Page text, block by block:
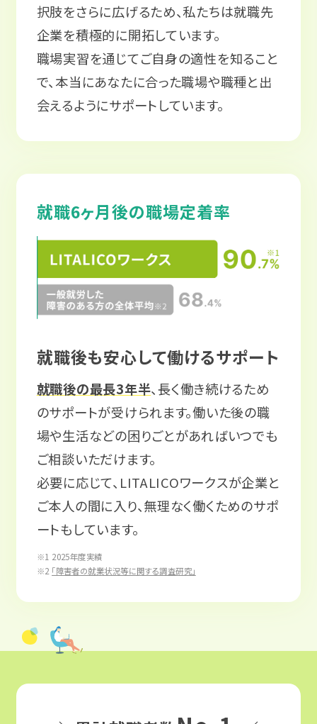
択肢をさらに広げるため、私たちは就職先
企業を積極的に開拓しています。
職場実習を通じてご自身の適性を知ること
で、本当にあなたに合った職場や職種と出
会えるようにサポートしています。
就職6ヶ月後の職場定着率
就職後も安心して働けるサポート
就職後の最長3年半、長く働き続けるため
のサポートが受けられます。働いた後の職
場や生活などの困りごとがあればいつでも
ご相談いただけます。
必要に応じて、LITALICOワークスが企業と
ご本人の間に入り、無理なく働くためのサポ
ートもしています。
※1 2025年度実績
※2 「障害者の就業状況等に関する調査研究」